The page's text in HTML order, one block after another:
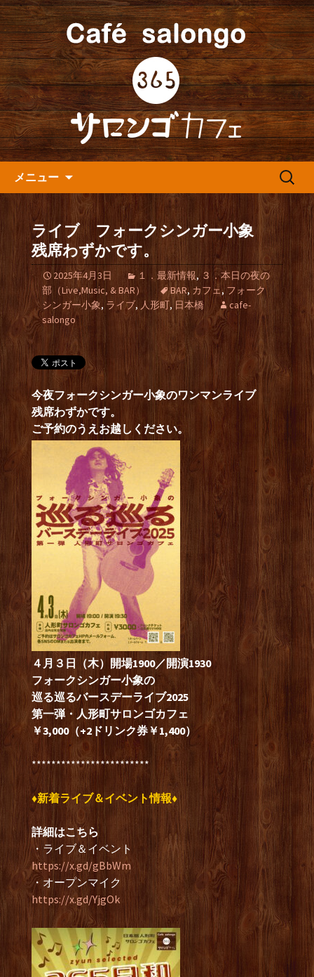
人形町の『365(サロンゴ)カフ
ェ』よりお知らせ
人形町の音楽カフェ『365カフェ』より
最新情報をお届けします。
メニュー
検
ライブ フォークシンガー小象
残席わずかです。
2025年4月3日 １．最新情報, ３．本日の夜の
部（Live,Music, & BAR）
BAR, カフェ,フォーク
シンガー小象, ライブ, 人形町,日本橋
cafe-
salongo
今夜フォークシンガー小象のワンマンライブ
残席わずかです。
ご予約のうえお越しください。
４月３日（木）開場1900／開演1930
フォークシンガー小象の
巡る巡るバースデーライブ2025
第一弾・人形町サロンゴカフェ
￥3,000（+2ドリンク券￥1,400）
************************
♦新着ライブ＆イベント情報♦
詳細はこちら
・ライブ＆イベント
https://x.gd/gBbWm
・オープンマイク
https://x.gd/YjgOk